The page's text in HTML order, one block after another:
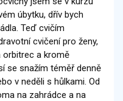
úbytku, dřív bych
Teď cvičím
cvičení pro ženy,
orbitrec a kromě
se snažím téměř denně
v neděli s hůlkami. Od
na zahrádce a na